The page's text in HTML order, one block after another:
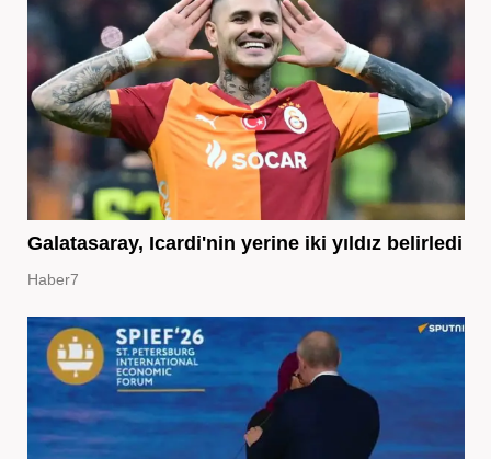
Galatasaray, Icardi'nin yerine iki yıldız belirledi
Haber7